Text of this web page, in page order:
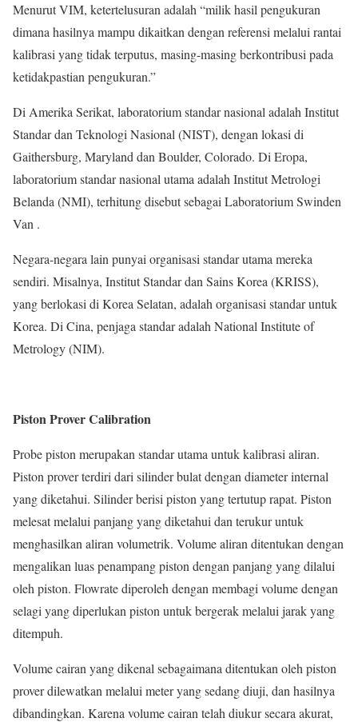
Menurut VIM, ketertelusuran adalah “milik hasil pengukuran
dimana hasilnya mampu dikaitkan dengan referensi melalui rantai
kalibrasi yang tidak terputus, masing-masing berkontribusi pada
ketidakpastian pengukuran.”
Di Amerika Serikat, laboratorium standar nasional adalah Institut
Standar dan Teknologi Nasional (NIST), dengan lokasi di
Gaithersburg, Maryland dan Boulder, Colorado. Di Eropa,
laboratorium standar nasional utama adalah Institut Metrologi
Belanda (NMI), terhitung disebut sebagai Laboratorium Swinden
Van .
Negara-negara lain punyai organisasi standar utama mereka
sendiri. Misalnya, Institut Standar dan Sains Korea (KRISS),
yang berlokasi di Korea Selatan, adalah organisasi standar untuk
Korea. Di Cina, penjaga standar adalah National Institute of
Metrology (NIM).
Piston Prover Calibration
Probe piston merupakan standar utama untuk kalibrasi aliran.
Piston prover terdiri dari silinder bulat dengan diameter internal
yang diketahui. Silinder berisi piston yang tertutup rapat. Piston
melesat melalui panjang yang diketahui dan terukur untuk
menghasilkan aliran volumetrik. Volume aliran ditentukan dengan
mengalikan luas penampang piston dengan panjang yang dilalui
oleh piston. Flowrate diperoleh dengan membagi volume dengan
selagi yang diperlukan piston untuk bergerak melalui jarak yang
ditempuh.
Volume cairan yang dikenal sebagaimana ditentukan oleh piston
prover dilewatkan melalui meter yang sedang diuji, dan hasilnya
dibandingkan. Karena volume cairan telah diukur secara akurat,